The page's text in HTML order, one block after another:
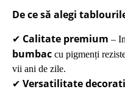
De ce să alegi
✔ Calitate premium –
bumbac cu pigmenți
vii ani de zile.
✔ Versatilitate